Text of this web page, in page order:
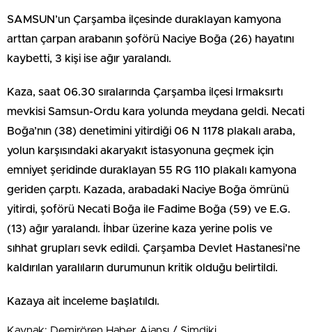
SAMSUN’un Çarşamba ilçesinde duraklayan kamyona
arttan çarpan arabanın şoförü Naciye Boğa (26) hayatını
kaybetti, 3 kişi ise ağır yaralandı.
Kaza, saat 06.30 sıralarında Çarşamba ilçesi Irmaksırtı
mevkisi Samsun-Ordu kara yolunda meydana geldi. Necati
Boğa’nın (38) denetimini yitirdiği 06 N 1178 plakalı araba,
yolun karşısındaki akaryakıt istasyonuna geçmek için
emniyet şeridinde duraklayan 55 RG 110 plakalı kamyona
geriden çarptı. Kazada, arabadaki Naciye Boğa ömrünü
yitirdi, şoförü Necati Boğa ile Fadime Boğa (59) ve E.G.
(13) ağır yaralandı. İhbar üzerine kaza yerine polis ve
sıhhat grupları sevk edildi. Çarşamba Devlet Hastanesi’ne
kaldırılan yaralıların durumunun kritik olduğu belirtildi.
Kazaya ait inceleme başlatıldı.